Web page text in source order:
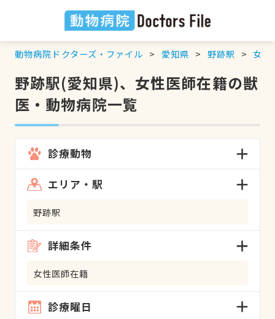
動物病院ドクターズ・ファイル 愛知県 野跡駅 女性
野跡駅(愛知県)、女性医師在籍の獣
医・動物病院一覧
診療動物
エリア・駅
野跡駅
詳細条件
女性医師在籍
診療曜日